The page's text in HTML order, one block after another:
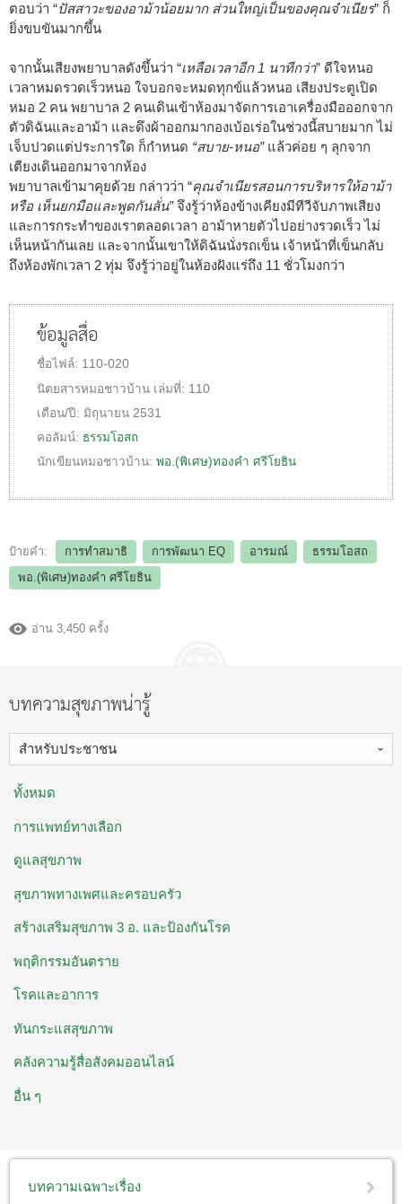
ตอบว่า “ปัสสาวะของอาม้าน้อยมาก ส่วนใหญ่เป็นของคุณจำเนียร” ก็
ยิ่งขบขันมากขึ้น
จากนั้นเสียงพยาบาลดังขึ้นว่า “เหลือเวลาอีก 1 นาทีกว่า” ดีใจหนอ
เวลาหมดรวดเร็วหนอ ใจบอกจะหมดทุกข์แล้วหนอ เสียงประตูเปิด
หมอ 2 คน พยาบาล 2 คนเดินเข้าห้องมาจัดการเอาเครื่องมือออกจาก
ตัวดิฉันและอาม้า และดึงผ้าออกมากองเบ้อเร่อในช่วงนี้สบายมาก ไม่
เจ็บปวดแต่ประการใด ก็กำหนด “สบาย-หนอ”แล้วค่อย ๆ ลุกจาก
เตียงเดินออกมาจากห้อง
พยาบาลเข้ามาคุยด้วย กล่าวว่า “คุณจำเนียรสอนการบริหารให้อาม้า
หรือ เห็นยกมือและพูดกันลั่น”จึงรู้ว่าห้องข้างเคียงมีทีวีจับภาพเสียง
และการกระทำของเราตลอดเวลา อาม้าหายตัวไปอย่างรวดเร็ว ไม่
เห็นหน้ากันเลย และจากนั้นเขาให้ดิฉันนั่งรถเข็น เจ้าหน้าที่เข็นกลับ
ถึงห้องพักเวลา 2 ทุ่ม จึงรู้ว่าอยู่ในห้องฝังแร่ถึง 11 ชั่วโมงกว่า
ข้อมูลสื่อ
ชื่อไฟล์: 110-020
นิตยสารหมอชาวบ้าน เล่มที่: 110
เดือน/ปี: มิถุนายน 2531
คอลัมน์: ธรรมโอสถ
นักเขียนหมอชาวบ้าน: พอ.(พิเศษ)ทองคำ ศรีโยธิน
ป้ายคำ: การทำสมาธิ การพัฒนา EQ อารมณ์
ธรรมโอสถ
พอ.(พิเศษ)ทองคำ ศรีโยธิน
อ่าน 3,450 ครั้ง
บทความสุขภาพน่ารู้
สำหรับประชาชน
ทั้งหมด
การแพทย์ทางเลือก
ดูแลสุขภาพ
สุขภาพทางเพศและครอบครัว
สร้างเสริมสุขภาพ 3 อ. ​และป้องกันโรค
พฤติกรรมอันตราย
โรคและอาการ
ทันกระแสสุขภาพ
คลังความรู้สื่อสังคมออนไลน์
อื่น ๆ
บทความเฉพาะเรื่อง